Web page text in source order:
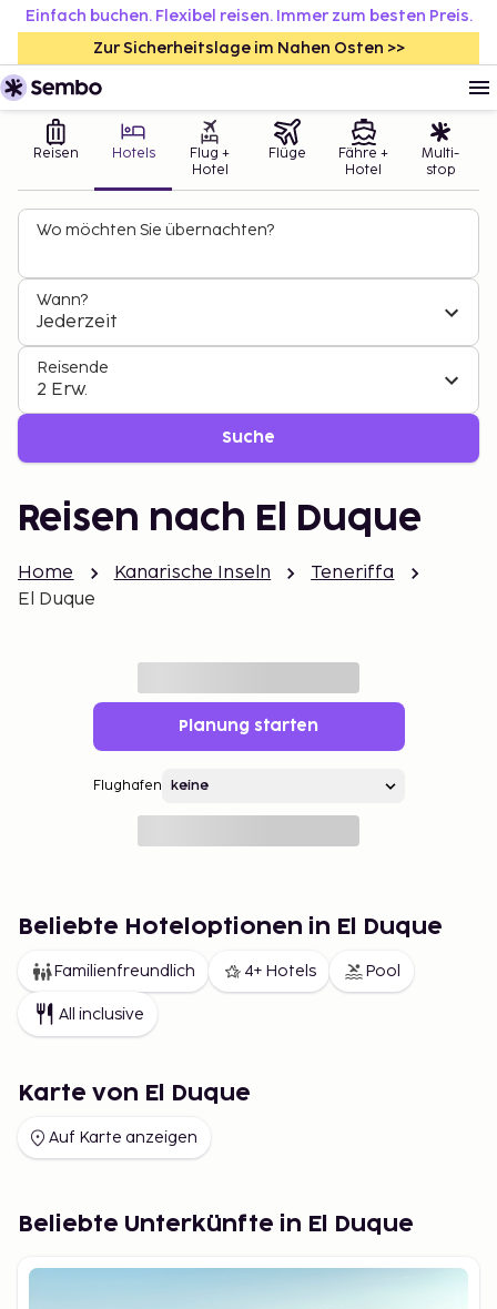
Einfach buchen. Flexibel reisen. Immer zum besten Preis.
Zur Sicherheitslage im Nahen Osten >>
Reisen Hotels
Flug +
Hotel
Flüge
Fähre +
Hotel
Multi-
stop
Wo möchten Sie übernachten?
Wann?
Jederzeit
Reisende
2 Erw.
Suche
Reisen nach El Duque
Home Kanarische Inseln
Teneriffa
El Duque
Planung starten
Flughafen
Beliebte Hoteloptionen in El Duque
Familienfreundlich 4+ Hotels Pool
All inclusive
Karte von El Duque
Auf Karte anzeigen
Beliebte Unterkünfte in El Duque